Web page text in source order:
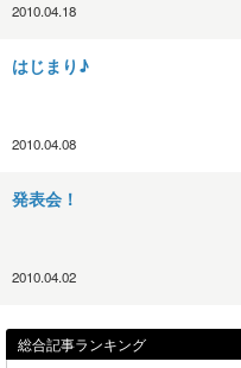
2010.04.18
はじまり♪
2010.04.08
発表会！
2010.04.02
総合記事ランキング